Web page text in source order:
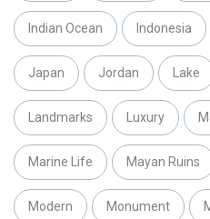
Indian Ocean Indonesia
Japan Jordan Lake
Landmarks Luxury
Marine Life Mayan Ruins
Modern Monument